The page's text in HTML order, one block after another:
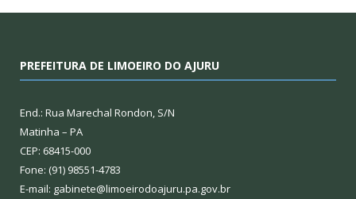
PREFEITURA DE LIMOEIRO DO AJURU
End.: Rua Marechal Rondon, S/N
Matinha – PA
CEP: 68415-000
Fone: (91) 98551-4783
E-mail: gabinete@limoeirodoajuru.pa.gov.br